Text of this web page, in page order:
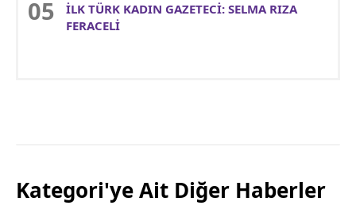
İLK TÜRK KADIN GAZETECİ: SELMA RIZA
FERACELİ
Kategori'ye Ait Diğer Haberler